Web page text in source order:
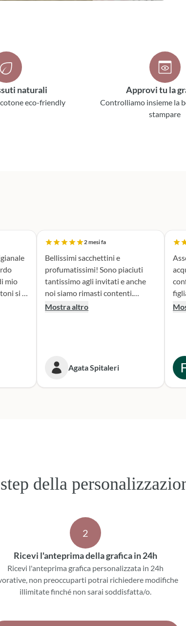
naturali
eco-friendly
Approvi tu la
Controlliamo insieme la
stampare
mio
2 mesi fa
Bellissimi sacchettini e
profumatissimi! Sono piaciuti
tantissimo agli invitati e anche
noi siamo rimasti contenti.
Consigliato!
Mostra altro
Agata Spitaleri
figlia. Sono stata
della
2
Ricevi l'anteprima della grafica in 24h
Ricevi l'anteprima grafica personalizzata in 24h
non preoccuparti potrai richiedere modifiche
illimitate finché non sarai soddisfatta/o.